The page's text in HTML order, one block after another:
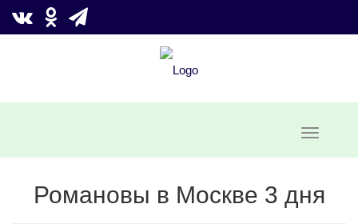
Романовы в Москве 3 дня